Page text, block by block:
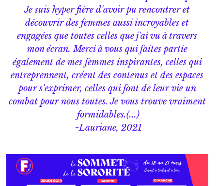
Je suis hyper fière d'avoir pu rencontrer et
découvrir des femmes aussi incroyables et
engagées que toutes celles que j'ai vu à travers
mon écran. Merci à vous qui faites partie
également de mes femmes inspirantes, celles qui
entreprennent, créent des contenus et des espaces
pour s'exprimer, celles qui font de leur vie un
combat pour nous toutes. Je vous trouve vraiment
formidables.(...)
-Lauriane, 2021